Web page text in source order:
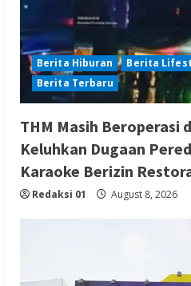
Berita Hiburan
Berita
Berita Terbaru
THM Masih Beroperasi
Keluhkan Dugaan
Karaoke Berizin
Redaksi 01 August 8, 2026